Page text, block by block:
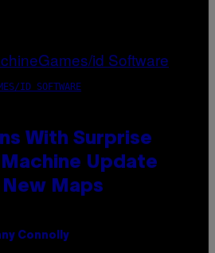
ID SOFTWARE
With Surprise
Update
New Maps
Connolly